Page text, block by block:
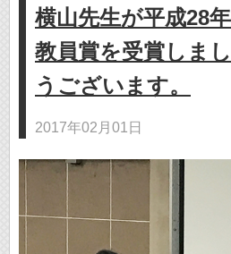
横山先生が平成28
教員賞を受賞しま
うございます。
2017年02月01日